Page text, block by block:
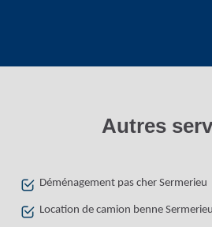
Autres
Déménagement pas cher Sermerieu
Location de camion benne Sermerieu